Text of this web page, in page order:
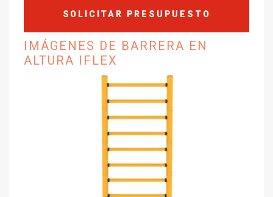
SOLICITAR PRESUPUESTO
IMÁGENES DE BARRERA EN
ALTURA IFLEX